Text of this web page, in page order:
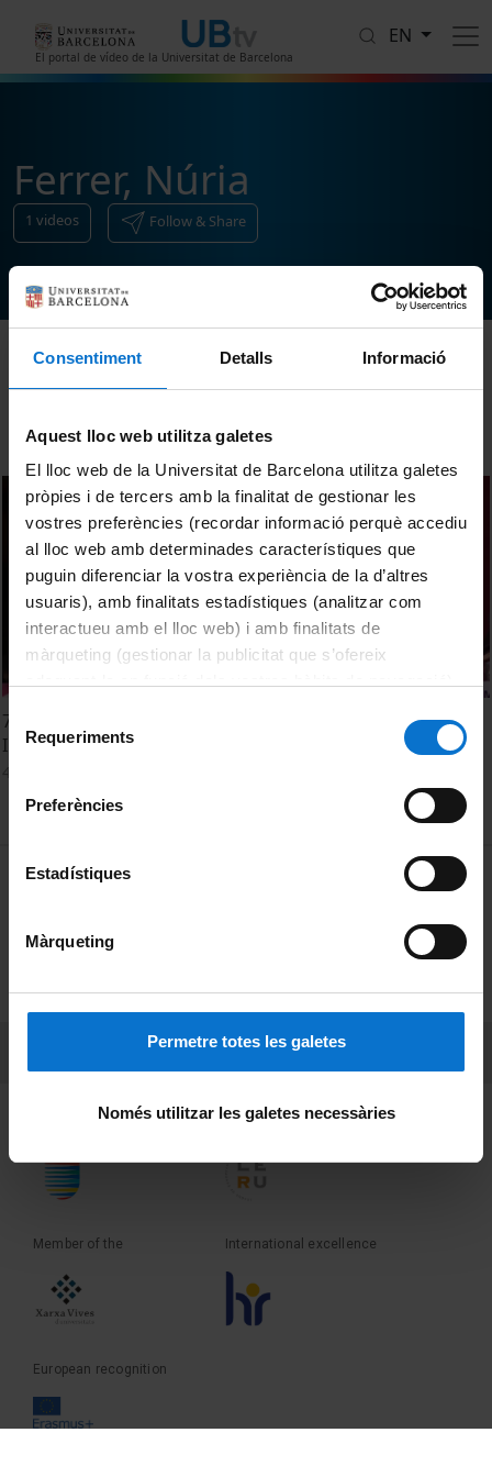
Consentiment Detalls Informació
Aquest lloc web utilitza galetes
El lloc web de la Universitat de Barcelona utilitza galetes
pròpies i de tercers amb la finalitat de gestionar les
vostres preferències (recordar informació perquè accediu
al lloc web amb determinades característiques que
puguin diferenciar la vostra experiència de la d’altres
usuaris), amb finalitats estadístiques (analitzar com
interactueu amb el lloc web) i amb finalitats de
màrqueting (gestionar la publicitat que s’ofereix
consultar laPolítica de galetes del lloc web de la
Selecció
Requeriments
Preferències
Estadístiques
Màrqueting
Permetre totes les galetes
Només utilitzar les galetes necessàries
El portal de vídeo de la Universitat de Barcelona
EN
Ferrer, Núria
1 videos Follow & Share
Sort
7a. Jornada d'Investigadors Predoctorals
Interdisciplinària. JIPI 2019
MENÚ PEU 1
Terms and privacy
Founder of the Member of the
Member of the International excellence
European recognition